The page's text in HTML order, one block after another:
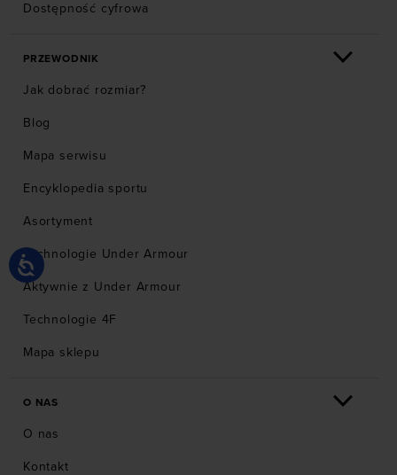
Dostępność cyfrowa
PRZEWODNIK
Jak dobrać rozmiar?
Blog
Mapa serwisu
Encyklopedia sportu
Asortyment
Technologie Under Armour
Aktywnie z Under Armour
Technologie 4F
Mapa sklepu
O NAS
O nas
Kontakt